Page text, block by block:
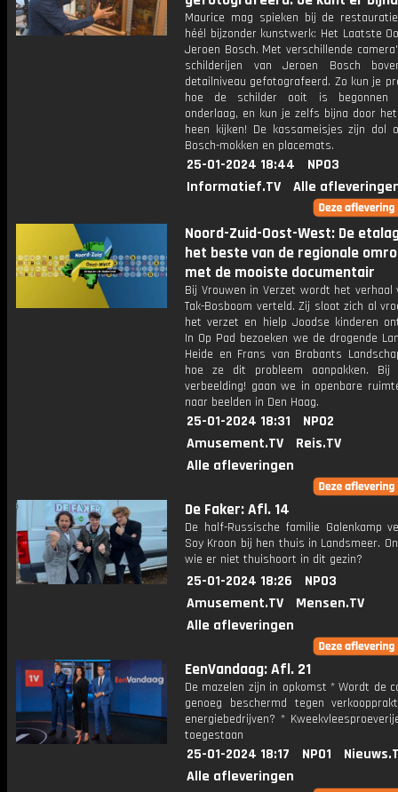
Maurice mag spieken bij de
héél bijzonder kunstwerk: Het Laatste
Jeroen Bosch. Met verschillende
schilderijen van Jeroen Bosch
detailniveau gefotografeerd. Zo kun je
hoe de schilder ooit is begonnen
onderlaag, en kun je zelfs bijna door
heen kijken! De kassameisjes zijn dol
Bosch-mokken en placemats.
25-01-2024 18:44
NPO3
Informatief.TV
Alle
Noord-Zuid-Oost-West: De
het beste van de regionale
met de mooiste documentair
Bij Vrouwen in Verzet wordt het verhaal
Tak-Bosboom verteld. Zij sloot zich al
het verzet en hielp Joodse kinderen
In Op Pad bezoeken we de drogende
Heide en Frans van Brabants
hoe ze dit probleem aanpakken. Bij
verbeelding! gaan we in openbare
naar beelden in Den Haag.
25-01-2024 18:31
NPO2
Amusement.TV
Reis.TV
Alle afleveringen
De Faker: Afl. 14
De half-Russische familie Galenkamp
Soy Kroon bij hen thuis in Landsmeer.
wie er niet thuishoort in dit gezin?
25-01-2024 18:26
NPO3
Amusement.TV
Mensen.TV
Alle afleveringen
EenVandaag: Afl. 21
De mazelen zijn in opkomst * Wordt de
genoeg beschermd tegen
energiebedrijven? *
toegestaan
25-01-2024 18:17 NPO1
Alle afleveringen